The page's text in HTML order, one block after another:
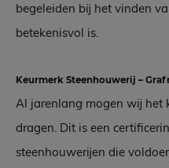
begeleiden bij het vinden
betekenisvol is.
Keurmerk Steenhouwerij –
Al jarenlang mogen wij het
dragen. Dit is een
steenhouwerijen die